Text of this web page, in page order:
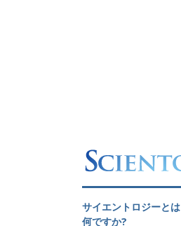
サイエントロジーとは
何ですか?